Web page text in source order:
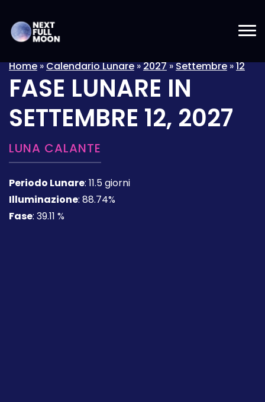
Home»Calendario Lunare»2027»Settembre»12
FASE LUNARE IN
SETTEMBRE 12, 2027
LUNA CALANTE
Periodo Lunare: 11.5 giorni
Illuminazione: 88.74%
Fase: 39.11 %